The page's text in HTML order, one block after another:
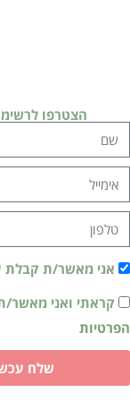
הצטרפו
אני מאשר/ת קבלת
קראתי ואני
הפרטיות
שלח